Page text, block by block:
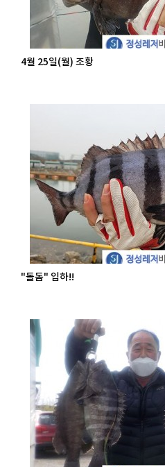
4월 25일(월) 조황
"돌돔" 입하!!